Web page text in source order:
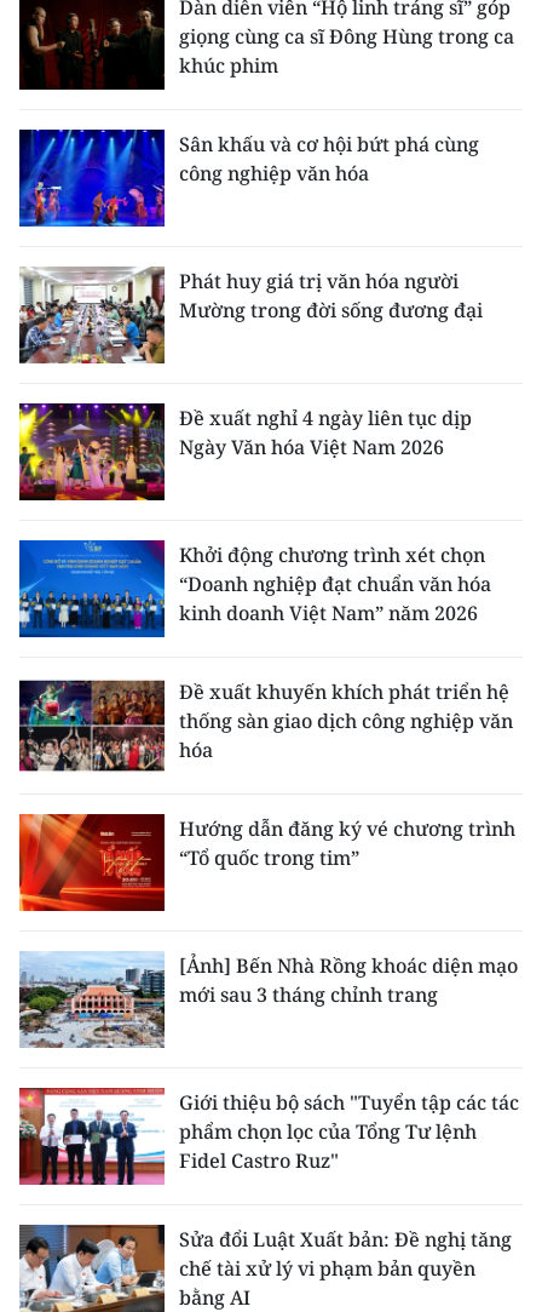
Dàn diễn viên “Hộ linh tráng sĩ” góp
giọng cùng ca sĩ Đông Hùng trong ca
khúc phim
Sân khấu và cơ hội bứt phá cùng
công nghiệp văn hóa
Phát huy giá trị văn hóa người
Mường trong đời sống đương đại
Đề xuất nghỉ 4 ngày liên tục dịp
Ngày Văn hóa Việt Nam 2026
Khởi động chương trình xét chọn
“Doanh nghiệp đạt chuẩn văn hóa
kinh doanh Việt Nam” năm 2026
Đề xuất khuyến khích phát triển hệ
thống sàn giao dịch công nghiệp văn
hóa
Hướng dẫn đăng ký vé chương trình
“Tổ quốc trong tim”
[Ảnh] Bến Nhà Rồng khoác diện mạo
mới sau 3 tháng chỉnh trang
Giới thiệu bộ sách "Tuyển tập các tác
phẩm chọn lọc của Tổng Tư lệnh
Fidel Castro Ruz"
Sửa đổi Luật Xuất bản: Đề nghị tăng
chế tài xử lý vi phạm bản quyền
bằng AI